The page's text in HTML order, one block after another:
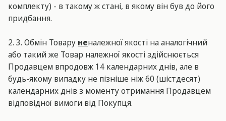
комплекту) - в такому ж стані, в якому він був до його
придбання.
2. 3. Обмін Товару неналежної якості на аналогічний
або такий же Товар належної якості здійснюється
Продавцем впродовж 14 календарних днів, але в
будь-якому випадку не пізніше ніж 60 (шістдесят)
календарних днів з моменту отримання Продавцем
відповідної вимоги від Покупця.